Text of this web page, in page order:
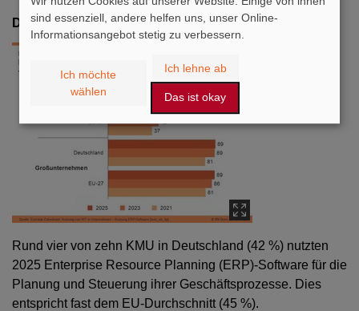
Digitale Vernetzung bei KMU gestiegen
Rund vier von zehn KMU in Deutschland (42 %) nutzten
2025 Enterprise Resource Planning (ERP)-Software für die
Planung und Steuerung ihrer Geschäftsprozesse. Dies
entspricht fast dem EU-Durchschnitt (45 %).
sind essenziell, andere helfen uns, unser Online-
Informationsangebot stetig zu verbessern.
Ich möchte
wählen
Ich lehne ab
Das ist okay